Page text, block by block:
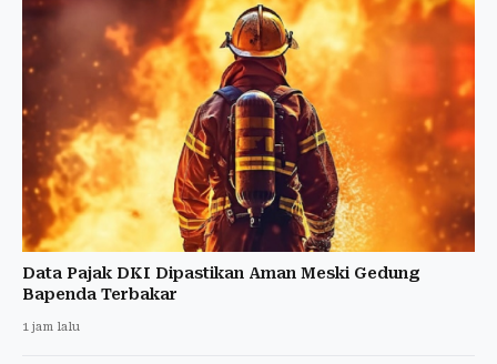
Data Pajak DKI Dipastikan Aman Meski Gedung
Bapenda Terbakar
1 jam lalu